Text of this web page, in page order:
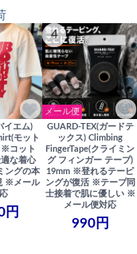
イエム)
モット
※コット
な着心
ングの本
※メール
円
4
メール便
GUARD-TEX(ガードテ
ックス) Climbing
FingerTape(クライミン
グ フィンガー テープ)
19mm ※登れるテーピ
ングが復活 ※テープ同
士接着で肌に優しい ※
メール便対応
990円